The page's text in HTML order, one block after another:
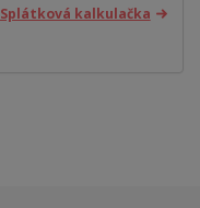
Splátková kalkulačka